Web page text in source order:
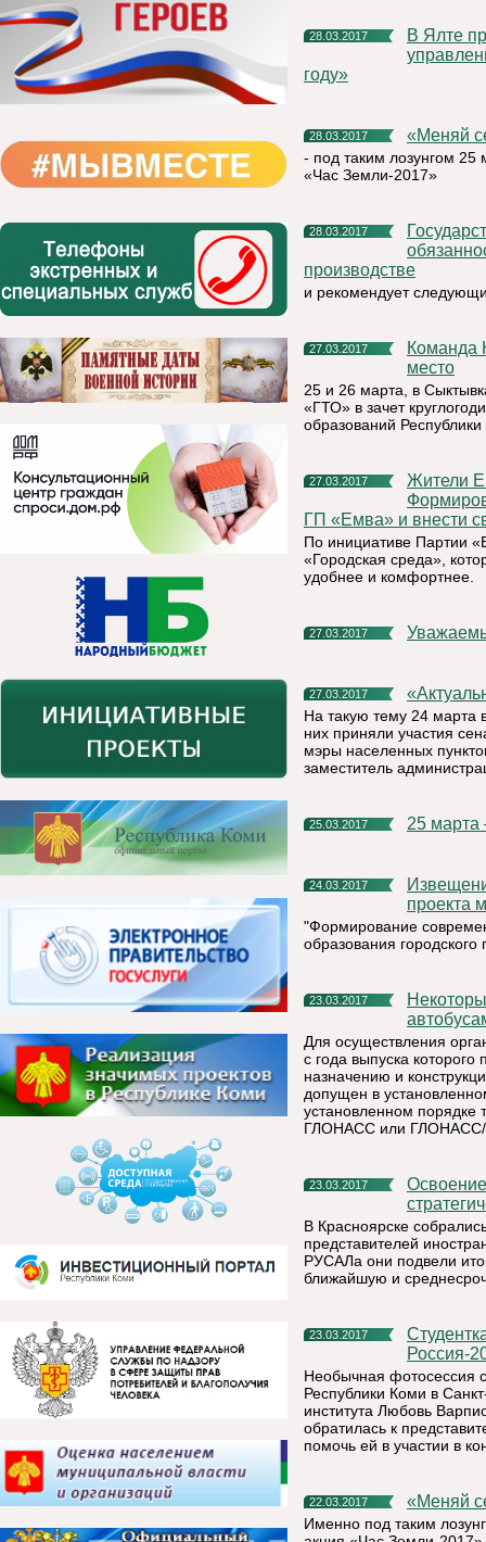
28.03.2017
в Ялте пройдет Всероссийская конференция «Проблемы
году»
28.03.2017
- под таким лозунгом 25
«Час Земли-2017»
28.03.2017
Государственная инспекция труда в РК напоминает об
производстве
и рекомендует
27.03.2017
Команда Княжпогостского района заняла почетное четвертое
место
25 и 26 марта, в
«ГТО» в зачет
образований
27.03.2017
Жители Емвы могут познакомиться с Программой
ГП «Емва» и внести
По инициативе Партии
«Городская среда»,
удобнее и комфортнее.
27.03.2017
27.03.2017
На такую тему 24 марта
них приняли участия
мэры населенных
заместитель
25.03.2017 25
24.03.2017
Извещение о проведении общественного обсуждения
проекта
"Формирование
образования
23.03.2017
Некоторые аспекты организованной перевозки групп детей
Для осуществления
с года выпуска
назначению и
допущен в
установленном порядке
ГЛОНАСС или ГЛОНАСС/
23.03.2017
Освоение Верхне-Щугорского месторождения в Коми одно из
В Красноярске
представителей
РУСАЛа они подвели
ближайшую и
23.03.2017
Студентка из Коми стала финалисткой конкурса «Мисс
Россия-
Необычная фотосессия
Республики Коми в
института Любовь
обратилась к
помочь ей в участии в
22.03.2017
Именно под таким